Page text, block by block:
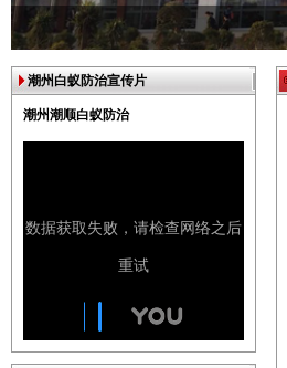
潮州白蚁防治宣传片
潮州潮顺白蚁防治